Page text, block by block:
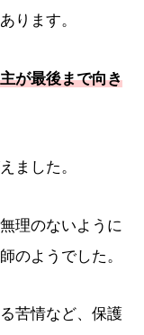
ります。
が最後まで向き
ました。
理のないように
のようでした。
苦情など、保護